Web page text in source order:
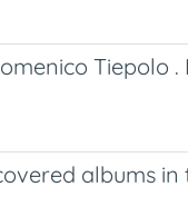
Tiepolo .
albums